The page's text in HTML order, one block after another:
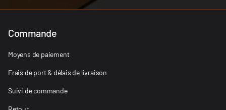
Commande
Moyens de paiement
Frais de port & délais de livraison
Suivi de commande